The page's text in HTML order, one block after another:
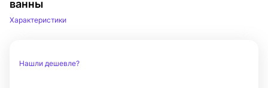
ванны
Характеристики
Нашли дешевле?